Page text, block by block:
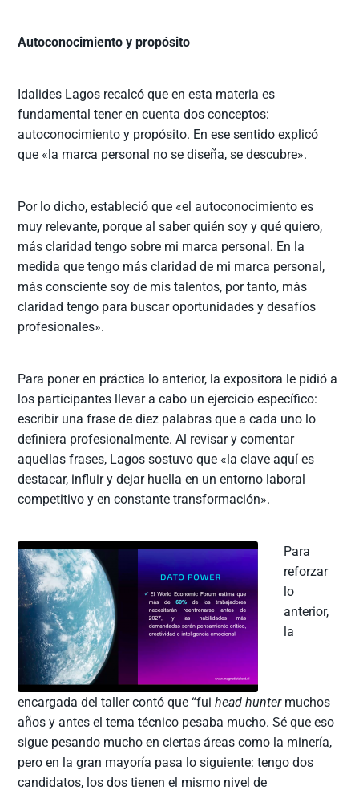
Autoconocimiento y propósito
Idalides Lagos recalcó que en esta materia es
fundamental tener en cuenta dos conceptos:
autoconocimiento y propósito. En ese sentido explicó
que «la marca personal no se diseña, se descubre».
Por lo dicho, estableció que «el autoconocimiento es
muy relevante, porque al saber quién soy y qué quiero,
más claridad tengo sobre mi marca personal. En la
medida que tengo más claridad de mi marca personal,
más consciente soy de mis talentos, por tanto, más
claridad tengo para buscar oportunidades y desafíos
profesionales».
Para poner en práctica lo anterior, la expositora le pidió a
los participantes llevar a cabo un ejercicio específico:
escribir una frase de diez palabras que a cada uno lo
definiera profesionalmente. Al revisar y comentar
aquellas frases, Lagos sostuvo que «la clave aquí es
destacar, influir y dejar huella en un entorno laboral
competitivo y en constante transformación».
Para
reforzar
lo
anterior,
la
encargada del taller contó que “fuihead huntermuchos
años y antes el tema técnico pesaba mucho. Sé que eso
sigue pesando mucho en ciertas áreas como la minería,
pero en la gran mayoría pasa lo siguiente: tengo dos
candidatos, los dos tienen el mismo nivel de